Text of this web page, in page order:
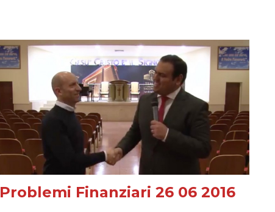
Problemi Finanziari 26 06 2016